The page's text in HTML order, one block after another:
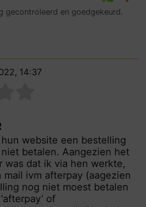
gecontroleerd en goedgekeurd.
14:37
website een bestelling
betalen. Aangezien het
was dat ik via hen werkte,
mail ivm afterpay (aagezien
nog niet moest betalen
of